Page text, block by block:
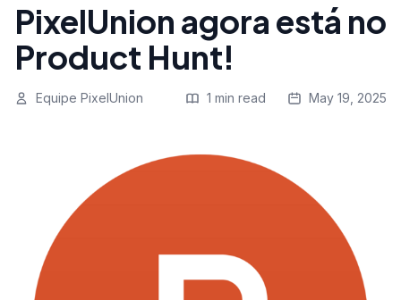
PixelUnion agora está no
Product Hunt!
Equipe PixelUnion 1 min read May 19, 2025